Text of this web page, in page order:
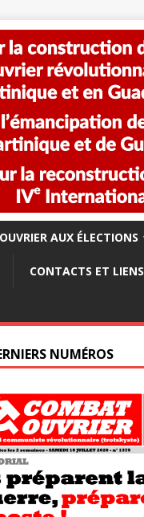
AUX ÉLECTIONS
CONTACTS ET LIENS
NUMÉROS